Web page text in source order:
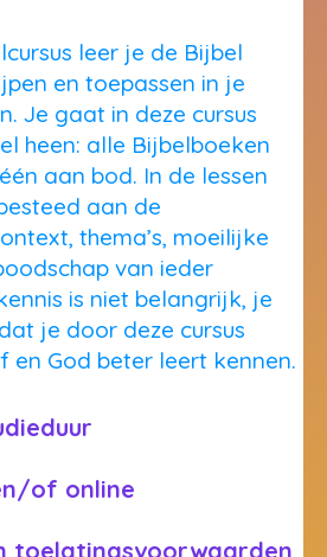
leer je de Bijbel
en toepassen in je
Je gaat in deze cursus
heen: alle Bijbelboeken
aan bod. In de lessen
aan de
thema’s, moeilijke
van ieder
is niet belangrijk, je
je door deze cursus
en God beter leert kennen.
of online
toelatingsvoorwaarden